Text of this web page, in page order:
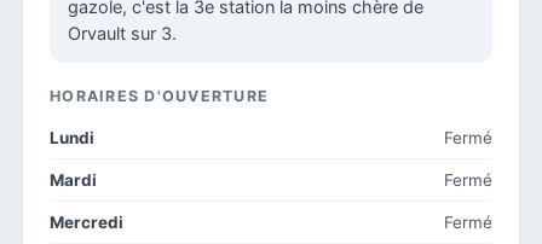
gazole, c'est la 3e station la moins chère de
Orvault sur 3.
HORAIRES D'OUVERTURE
Lundi Fermé
Mardi Fermé
Mercredi Fermé